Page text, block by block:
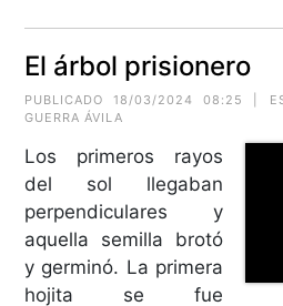
El árbol prisionero
PUBLICADO 18/03/2024 08:25 |
GUERRA ÁVILA
Los primeros rayos
del sol llegaban
perpendiculares y
aquella semilla brotó
y germinó. La primera
hojita se fue